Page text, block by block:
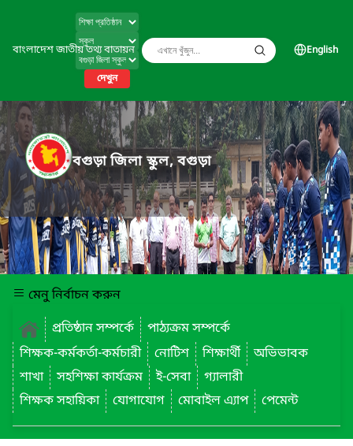
বাংলাদেশ জাতীয় তথ্য বাতায়ন
দেখুন
English
বগুড়া জিলা স্কুল, বগুড়া
মেনু নির্বাচন করুন
প্রতিষ্ঠান সম্পর্কে
পাঠ্যক্রম সম্পর্কে
শিক্ষক-কর্মকর্তা-কর্মচারী
নোটিশ শিক্ষার্থী
অভিভাবক
শাখা
সহশিক্ষা কার্যক্রম ই-সেবা
গ্যালারী
শিক্ষক সহায়িকা
যোগাযোগ মোবাইল এ্যাপ পেমেন্ট